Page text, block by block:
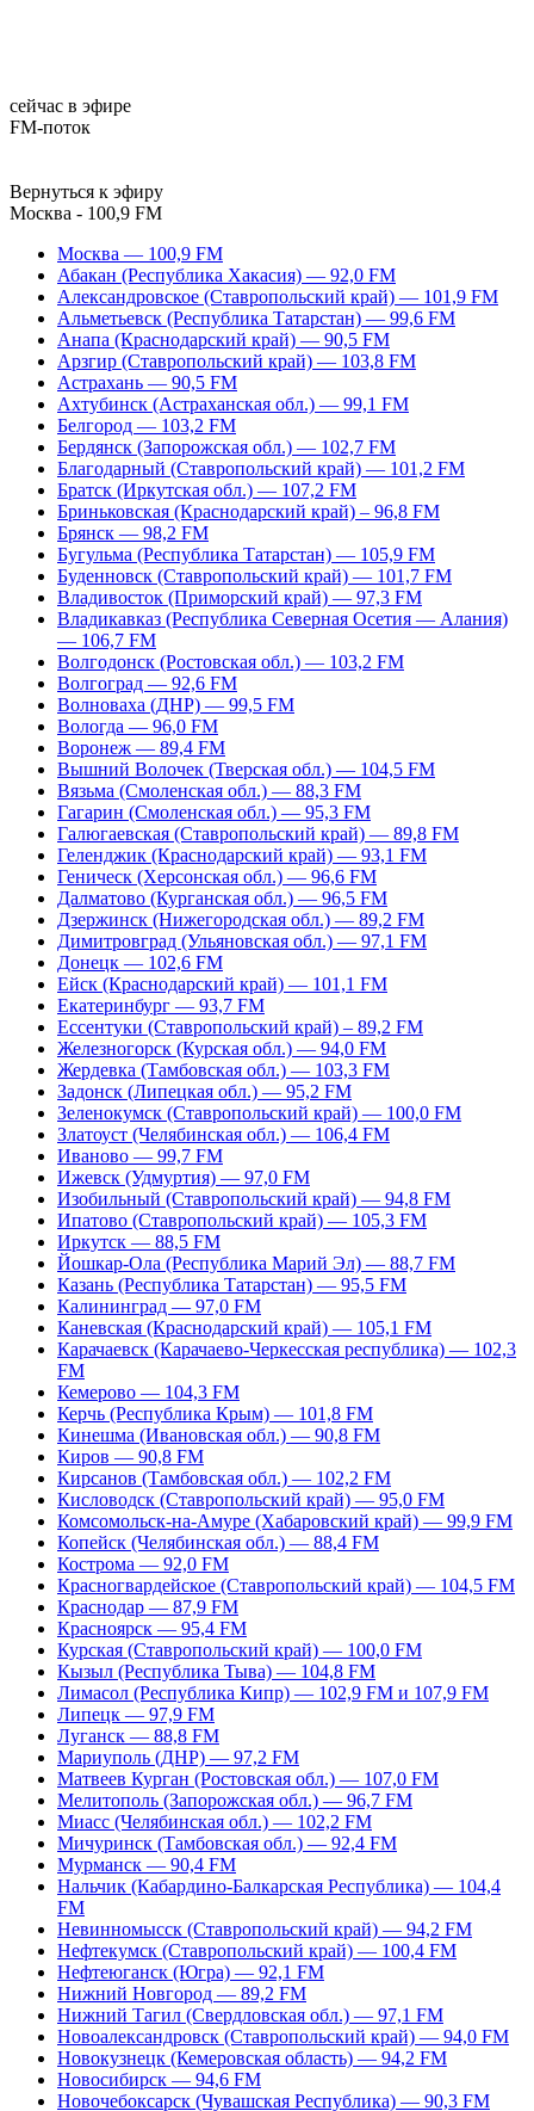
сейчас в эфире
FM-поток
Вернуться к эфиру
Москва - 100,9 FM
Москва — 100,9 FM
Абакан (Республика Хакасия) — 92,0 FM
Александровское (Ставропольский край) — 101,9 FM
Альметьевск (Республика Татарстан) — 99,6 FM
Анапа (Краснодарский край) — 90,5 FM
Арзгир (Ставропольский край) — 103,8 FM
Астрахань — 90,5 FM
Ахтубинск (Астраханская обл.) — 99,1 FM
Белгород — 103,2 FM
Бердянск (Запорожская обл.) — 102,7 FM
Благодарный (Ставропольский край) — 101,2 FM
Братск (Иркутская обл.) — 107,2 FM
Бриньковская (Краснодарский край) – 96,8 FM
Брянск — 98,2 FM
Бугульма (Республика Татарстан) — 105,9 FM
Буденновск (Ставропольский край) — 101,7 FM
Владивосток (Приморский край) — 97,3 FM
Владикавказ (Республика Северная Осетия — Алания)
— 106,7 FM
Волгодонск (Ростовская обл.) — 103,2 FM
Волгоград — 92,6 FM
Волноваха (ДНР) — 99,5 FM
Вологда — 96,0 FM
Воронеж — 89,4 FM
Вышний Волочек (Тверская обл.) — 104,5 FM
Вязьма (Смоленская обл.) — 88,3 FM
Гагарин (Смоленская обл.) — 95,3 FM
Галюгаевская (Ставропольский край) — 89,8 FM
Геленджик (Краснодарский край) — 93,1 FM
Геническ (Херсонская обл.) — 96,6 FM
Далматово (Курганская обл.) — 96,5 FM
Дзержинск (Нижегородская обл.) — 89,2 FM
Димитровград (Ульяновская обл.) — 97,1 FM
Донецк — 102,6 FM
Ейск (Краснодарский край) — 101,1 FM
Екатеринбург — 93,7 FM
Ессентуки (Ставропольский край) – 89,2 FM
Железногорск (Курская обл.) — 94,0 FM
Жердевка (Тамбовская обл.) — 103,3 FM
Задонск (Липецкая обл.) — 95,2 FM
Зеленокумск (Ставропольский край) — 100,0 FM
Златоуст (Челябинская обл.) — 106,4 FM
Иваново — 99,7 FM
Ижевск (Удмуртия) — 97,0 FM
Изобильный (Ставропольский край) — 94,8 FM
Ипатово (Ставропольский край) — 105,3 FM
Иркутск — 88,5 FM
Йошкар-Ола (Республика Марий Эл) — 88,7 FM
Казань (Республика Татарстан) — 95,5 FM
Калининград — 97,0 FM
Каневская (Краснодарский край) — 105,1 FM
Карачаевск (Карачаево-Черкесская республика) — 102,3
FM
Кемерово — 104,3 FM
Керчь (Республика Крым) — 101,8 FM
Кинешма (Ивановская обл.) — 90,8 FM
Киров — 90,8 FM
Кирсанов (Тамбовская обл.) — 102,2 FM
Кисловодск (Ставропольский край) — 95,0 FM
Комсомольск-на-Амуре (Хабаровский край) — 99,9 FM
Копейск (Челябинская обл.) — 88,4 FM
Кострома — 92,0 FM
Красногвардейское (Ставропольский край) — 104,5 FM
Краснодар — 87,9 FM
Красноярск — 95,4 FM
Курская (Ставропольский край) — 100,0 FM
Кызыл (Республика Тыва) — 104,8 FM
Лимасол (Республика Кипр) — 102,9 FM и 107,9 FM
Липецк — 97,9 FM
Луганск — 88,8 FM
Мариуполь (ДНР) — 97,2 FM
Матвеев Курган (Ростовская обл.) — 107,0 FM
Мелитополь (Запорожская обл.) — 96,7 FM
Миасс (Челябинская обл.) — 102,2 FM
Мичуринск (Тамбовская обл.) — 92,4 FM
Мурманск — 90,4 FM
Нальчик (Кабардино-Балкарская Республика) — 104,4
FM
Невинномысск (Ставропольский край) — 94,2 FM
Нефтекумск (Ставропольский край) — 100,4 FM
Нефтеюганск (Югра) — 92,1 FM
Нижний Новгород — 89,2 FM
Нижний Тагил (Свердловская обл.) — 97,1 FM
Новоалександровск (Ставропольский край) — 94,0 FM
Новокузнецк (Кемеровская область) — 94,2 FM
Новосибирск — 94,6 FM
Новочебоксарск (Чувашская Республика) — 90,3 FM